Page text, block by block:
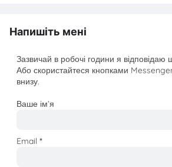
Напишіть мені
Зазвичай в робочі години я відповідаю
Або скористайтеся кнопками
внизу.
Ваше ім’я
Email*